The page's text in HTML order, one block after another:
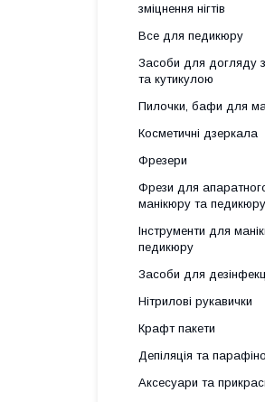
зміцнення нігтів
Все для педикюру
Засоби для догляду
та кутикулою
Пилочки, бафи для
Косметичні дзеркала
Фрезери
Фрези для
манікюру та педикюру
Інструменти для
педикюру
Засоби для
Нітрилові рукавички
Крафт пакети
Депіляція та
Аксесуари та